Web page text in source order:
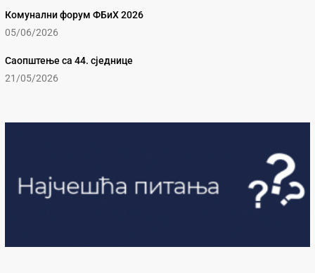
Комунални форум ФБиХ 2026
05/06/2026
Саопштење са 44. сједнице
21/05/2026